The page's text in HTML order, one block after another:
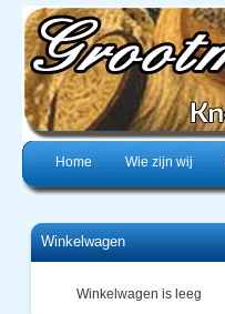
Home Wie zijn wij
Winkelwagen
Winkelwagen is leeg